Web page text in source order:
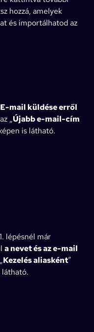
hozzá, amelyek
és importálhatod az
E-mail küldése erről
„Újabb e-mail-cím
is látható.
lépésnél már
a nevet és az e-mail
Kezelés aliasként”
látható.